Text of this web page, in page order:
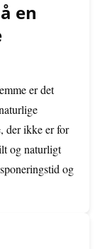
en
er det
der ikke er for
og naturligt
og